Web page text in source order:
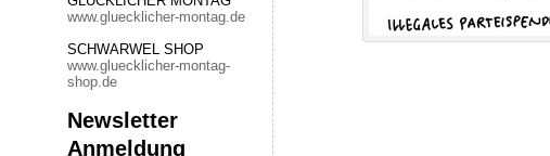
www.gluecklicher-montag.de
SCHWARWEL SHOP
www.gluecklicher-montag-
shop.de
Newsletter
Anmeldung